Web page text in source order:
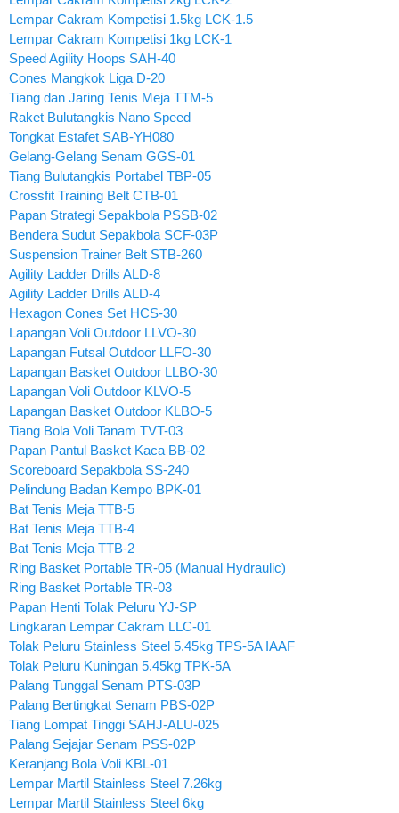
Lempar Cakram Kompetisi 1.5kg LCK-1.5
Lempar Cakram Kompetisi 1kg LCK-1
Speed Agility Hoops SAH-40
Cones Mangkok Liga D-20
Tiang dan Jaring Tenis Meja TTM-5
Raket Bulutangkis Nano Speed
Tongkat Estafet SAB-YH080
Gelang-Gelang Senam GGS-01
Tiang Bulutangkis Portabel TBP-05
Crossfit Training Belt CTB-01
Papan Strategi Sepakbola PSSB-02
Bendera Sudut Sepakbola SCF-03P
Suspension Trainer Belt STB-260
Agility Ladder Drills ALD-8
Agility Ladder Drills ALD-4
Hexagon Cones Set HCS-30
Lapangan Voli Outdoor LLVO-30
Lapangan Futsal Outdoor LLFO-30
Lapangan Basket Outdoor LLBO-30
Lapangan Voli Outdoor KLVO-5
Lapangan Basket Outdoor KLBO-5
Tiang Bola Voli Tanam TVT-03
Papan Pantul Basket Kaca BB-02
Scoreboard Sepakbola SS-240
Pelindung Badan Kempo BPK-01
Bat Tenis Meja TTB-5
Bat Tenis Meja TTB-4
Bat Tenis Meja TTB-2
Ring Basket Portable TR-05 (Manual Hydraulic)
Ring Basket Portable TR-03
Papan Henti Tolak Peluru YJ-SP
Lingkaran Lempar Cakram LLC-01
Tolak Peluru Stainless Steel 5.45kg TPS-5A IAAF
Tolak Peluru Kuningan 5.45kg TPK-5A
Palang Tunggal Senam PTS-03P
Palang Bertingkat Senam PBS-02P
Tiang Lompat Tinggi SAHJ-ALU-025
Palang Sejajar Senam PSS-02P
Keranjang Bola Voli KBL-01
Lempar Martil Stainless Steel 7.26kg
Lempar Martil Stainless Steel 6kg